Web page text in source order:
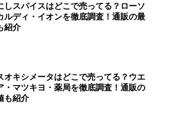
しスパイスはどこで売ってる？ローソ
ルディ・イオンを徹底調査！通販の最
紹介
オキシメータはどこで売ってる？ウエ
・マツキヨ・薬局を徹底調査！通販の
も紹介